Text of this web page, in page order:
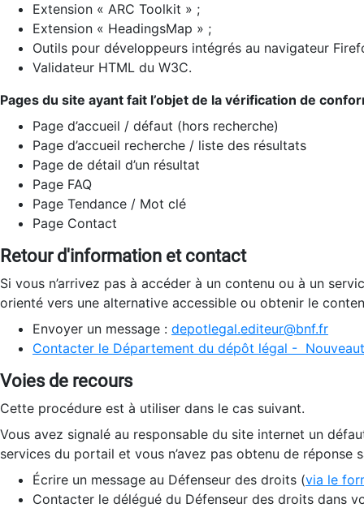
Extension « ARC Toolkit » ;
Extension « HeadingsMap » ;
Outils pour développeurs intégrés au navigateur
Validateur HTML du W3C.
Pages du site ayant fait l’objet de la vérification de
Page d’accueil / défaut (hors recherche)
Page d’accueil recherche / liste des résultats
Page de détail d’un résultat
Page FAQ
Page Tendance / Mot clé
Page Contact
Retour d'information et contact
Si vous n’arrivez pas à accéder à un contenu ou à un
orienté vers une alternative accessible ou obtenir le
Envoyer un message : depotlegal.editeur@bnf.fr
Contacter le Département du dépôt légal -
Voies de recours
Cette procédure est à utiliser dans le cas suivant.
Vous avez signalé au responsable du site internet un
services du portail et vous n’avez pas obtenu de réponse
Écrire un message au Défenseur des droits (via le
Contacter le délégué du Défenseur des droits dans